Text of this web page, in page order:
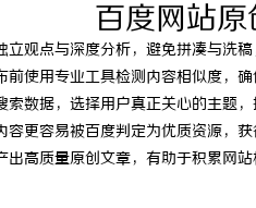
百度网站
time：
立观点与深度分析，避免拼凑与洗稿
使用专业工具检测内容相似度，确
索数据，选择用户真正关心的主题，
容更容易被百度判定为优质资源，获
出高质量原创文章，有助于积累网站